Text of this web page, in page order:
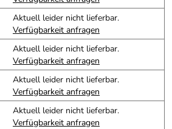
Aktuell leider nicht lieferbar.
Verfügbarkeit anfragen
Aktuell leider nicht lieferbar.
Verfügbarkeit anfragen
Aktuell leider nicht lieferbar.
Verfügbarkeit anfragen
Aktuell leider nicht lieferbar.
Verfügbarkeit anfragen